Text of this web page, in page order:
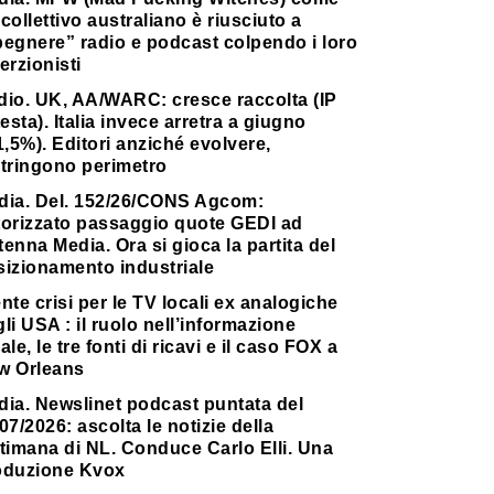
australiano è riusciuto a
radio e podcast colpendo i loro
UK, AA/WARC: cresce raccolta (IP
Italia invece arretra a giugno
Editori anziché evolvere,
perimetro
Del. 152/26/CONS Agcom:
passaggio quote GEDI ad
Media. Ora si gioca la partita del
industriale
crisi per le TV locali ex analogiche
USA : il ruolo nell’informazione
le tre fonti di ricavi e il caso FOX a
Orleans
Newslinet podcast puntata del
2026: ascolta le notizie della
di NL. Conduce Carlo Elli. Una
Kvox